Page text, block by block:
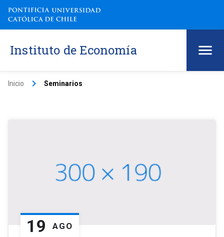
Instituto de Economía
Inicio keyboard_arrow_right Seminarios
19 AGO